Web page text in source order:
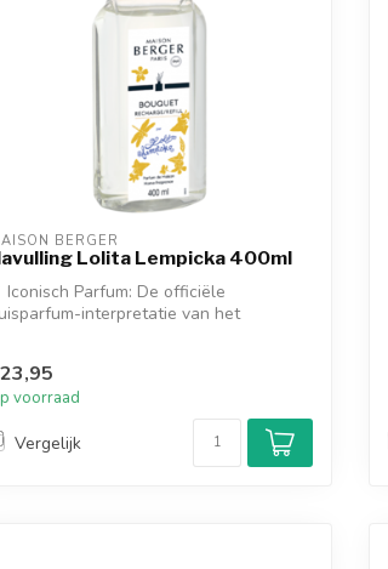
BERGER
Lolita Lempicka 400ml
Iconisch Parfum: De officiële
interpretatie van het
voorraad
Vergelijk